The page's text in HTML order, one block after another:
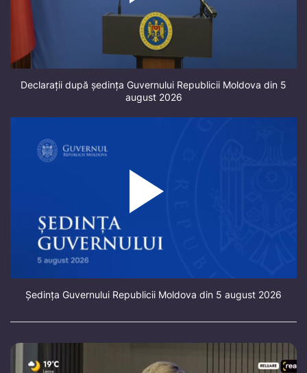
Declarații după ședința Guvernului Republicii Moldova din 5
august 2026
Ședința Guvernului Republicii Moldova din 5 august 2026